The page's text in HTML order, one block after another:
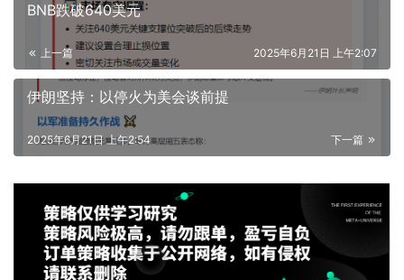
BNB跌破640美元
上一篇 2025年6月21日 上午2:07
伊朗坚持：以停火为美会谈前提
下一篇
2025年6月21日 上午2:54